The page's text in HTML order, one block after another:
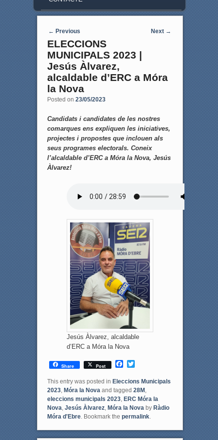
Post navigation
← Previous Next →
ELECCIONS
MUNICIPALS 2023 |
Jesús Àlvarez,
alcaldable d’ERC a Móra
la Nova
Posted on 23/05/2023
Candidats i candidates de les nostres
comarques ens expliquen les iniciatives,
projectes i propostes que inclouen als
seus programes electorals. Coneix
l’alcaldable d’ERC a Móra la Nova, Jesús
Àlvarez!
Jesús Àlvarez, alcaldable
d’ERC a Móra la Nova
Share Post
F
c
e
b
o
o
k
T
i
t
t
e
r
This entry was posted in Eleccions Municipals
2023, Móra la Novaand tagged 28M ,
eleccions municipals 2023, ERC Móra la
Nova, Jesús Àlvarez, Móra la Novaby Ràdio
Móra d'Ebre. Bookmark the permalink.